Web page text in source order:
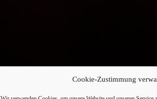
Cookie-Zustimmung